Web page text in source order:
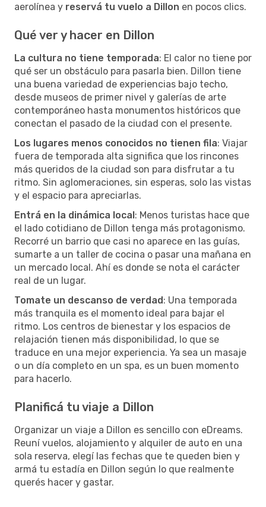
aerolínea y reservá tu vuelo a Dillon en pocos clics.
Qué ver y hacer en Dillon
La cultura no tiene temporada: El calor no tiene por
qué ser un obstáculo para pasarla bien. Dillon tiene
una buena variedad de experiencias bajo techo,
desde museos de primer nivel y galerías de arte
contemporáneo hasta monumentos históricos que
conectan el pasado de la ciudad con el presente.
Los lugares menos conocidos no tienen fila: Viajar
fuera de temporada alta significa que los rincones
más queridos de la ciudad son para disfrutar a tu
ritmo. Sin aglomeraciones, sin esperas, solo las vistas
y el espacio para apreciarlas.
Entrá en la dinámica local: Menos turistas hace que
el lado cotidiano de Dillon tenga más protagonismo.
Recorré un barrio que casi no aparece en las guías,
sumarte a un taller de cocina o pasar una mañana en
un mercado local. Ahí es donde se nota el carácter
real de un lugar.
Tomate un descanso de verdad: Una temporada
más tranquila es el momento ideal para bajar el
ritmo. Los centros de bienestar y los espacios de
relajación tienen más disponibilidad, lo que se
traduce en una mejor experiencia. Ya sea un masaje
o un día completo en un spa, es un buen momento
para hacerlo.
Planificá tu viaje a Dillon
Organizar un viaje a Dillon es sencillo con eDreams.
Reuní vuelos, alojamiento y alquiler de auto en una
sola reserva, elegí las fechas que te queden bien y
armá tu estadía en Dillon según lo que realmente
querés hacer y gastar.